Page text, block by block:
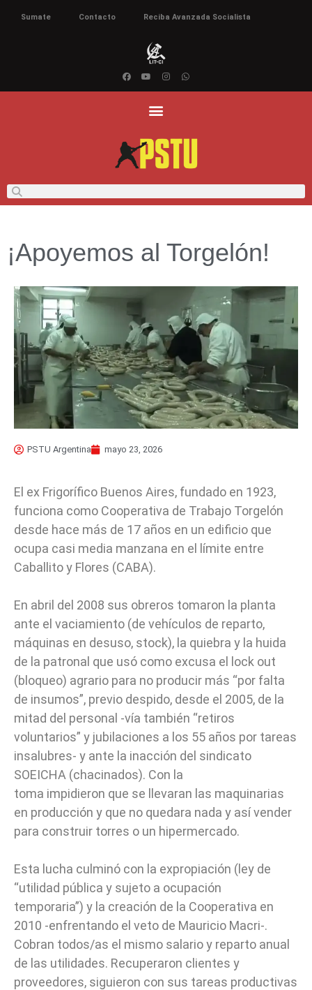
Sumate Contacto Reciba Avanzada Socialista
¡Apoyemos al Torgelón!
PSTU Argentina mayo 23, 2026
El ex Frigorífico Buenos Aires, fundado en 1923,
funciona como Cooperativa de Trabajo Torgelón
desde hace más de 17 años en un edificio que
ocupa casi media manzana en el límite entre
Caballito y Flores (CABA).
En abril del 2008 sus obreros tomaron la planta
ante el vaciamiento (de vehículos de reparto,
máquinas en desuso, stock), la quiebra y la huida
de la patronal que usó como excusa el lock out
(bloqueo) agrario para no producir más “por falta
de insumos”, previo despido, desde el 2005, de la
mitad del personal -vía también “retiros
voluntarios” y jubilaciones a los 55 años por tareas
insalubres- y ante la inacción del sindicato
SOEICHA (chacinados). Con la
toma impidieron que se llevaran las maquinarias
en producción y que no quedara nada y así vender
para construir torres o un hipermercado.
Esta lucha culminó con la expropiación (ley de
“utilidad pública y sujeto a ocupación
temporaria”) y la creación de la Cooperativa en
2010 -enfrentando el veto de Mauricio Macri-.
Cobran todos/as el mismo salario y reparto anual
de las utilidades. Recuperaron clientes y
proveedores, siguieron con sus tareas productivas